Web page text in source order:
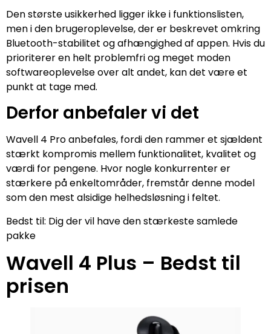
Den største usikkerhed ligger ikke i funktionslisten,
men i den brugeroplevelse, der er beskrevet omkring
Bluetooth-stabilitet og afhængighed af appen. Hvis du
prioriterer en helt problemfri og meget moden
softwareoplevelse over alt andet, kan det være et
punkt at tage med.
Derfor anbefaler vi det
Wavell 4 Pro anbefales, fordi den rammer et sjældent
stærkt kompromis mellem funktionalitet, kvalitet og
værdi for pengene. Hvor nogle konkurrenter er
stærkere på enkeltområder, fremstår denne model
som den mest alsidige helhedsløsning i feltet.
Bedst til: Dig der vil have den stærkeste samlede
pakke
Wavell 4 Plus – Bedst til
prisen